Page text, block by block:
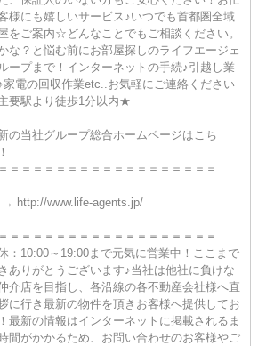
様にも嬉しいサービス♪いつでも首都圏全域
をご案内☆どんなことでもご相談ください。
な？と悩む前にお部屋探しのライフエージェ
ープまで！インターネットの手続♪引越し業
家電の回収作業etc..お気軽にご連絡ください
要駅より徒歩1分以内★
の当社グループ総合ホームページはこち
＝＝＝＝＝＝＝＝＝＝＝＝＝＝＝＝＝＝
http://www.life-agents.jp/
＝＝＝＝＝＝＝＝＝＝＝＝＝＝＝＝＝＝
：10:00～19:00まで元気に営業中！ここまで
ありがとうございます♪当社は他社に負けな
介店を目指し、各沿線の各不動産会社様へ直
に行き最新の物件を頂きお客様へ提供してお
最新の情報はインターネットに掲載されるま
間がかかるため、お問い合わせのお客様やご